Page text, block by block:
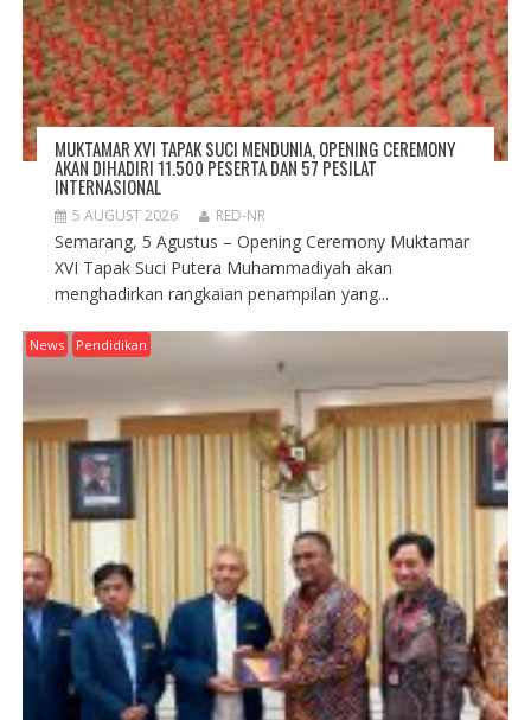
MUKTAMAR XVI TAPAK SUCI MENDUNIA, OPENING CEREMONY
AKAN DIHADIRI 11.500 PESERTA DAN 57 PESILAT
INTERNASIONAL
5 AUGUST 2026 RED-NR
Semarang, 5 Agustus – Opening Ceremony Muktamar
XVI Tapak Suci Putera Muhammadiyah akan
menghadirkan rangkaian penampilan yang...
News Pendidikan